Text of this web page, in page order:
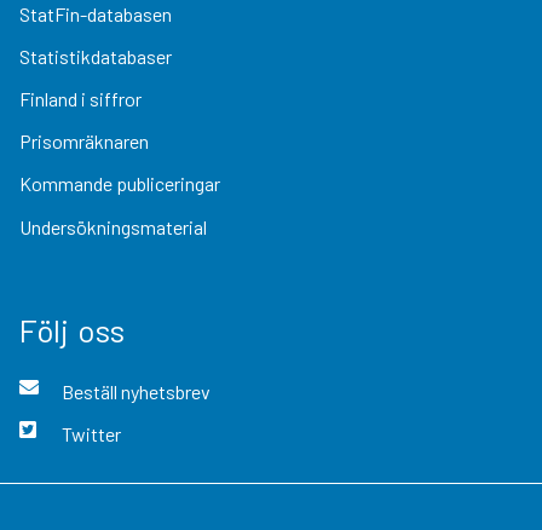
StatFin-databasen
Statistikdatabaser
Finland i siffror
Prisomräknaren
Kommande publiceringar
Undersökningsmaterial
Följ oss
Beställ nyhetsbrev
Twitter